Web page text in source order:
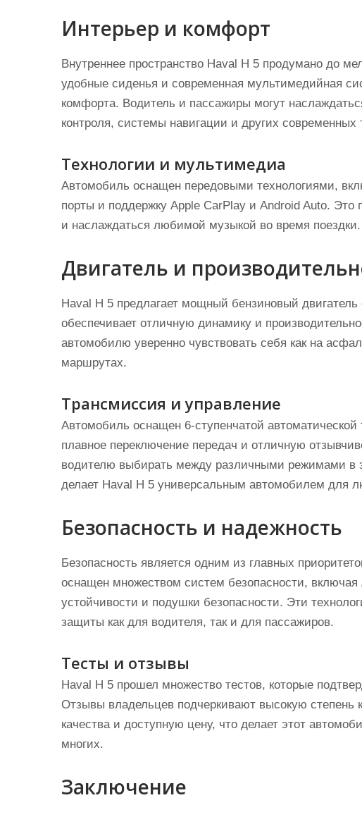
Интерьер и комфорт
Внутреннее пространство Haval Н 5 продумано до
удобные сиденья и современная мультимедийная
комфорта. Водитель и пассажиры могут
контроля, системы навигации и других современных
Технологии и мультимедиа
Автомобиль оснащен передовыми технологиями,
порты и поддержку Apple CarPlay и Android Auto. Это
и наслаждаться любимой музыкой во время поездки.
Двигатель и
Haval Н 5 предлагает мощный бензиновый
обеспечивает отличную динамику и
автомобилю уверенно чувствовать себя как на
маршрутах.
Трансмиссия и управление
Автомобиль оснащен 6-ступенчатой автоматической
плавное переключение передач и отличную
водителю выбирать между различными режимами в
делает Haval Н 5 универсальным автомобилем для
Безопасность и надежность
Безопасность является одним из главных
оснащен множеством систем безопасности, включая
устойчивости и подушки безопасности. Эти
защиты как для водителя, так и для пассажиров.
Тесты и отзывы
Haval Н 5 прошел множество тестов, которые
Отзывы владельцев подчеркивают высокую
качества и доступную цену, что делает этот
многих.
Заключение